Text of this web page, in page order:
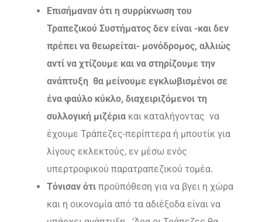
Επισήμαναν ότι η συρρίκνωση του
Τραπεζικού Συστήματος δεν είναι -και δεν
πρέπει να θεωρείται- μονόδρομος, αλλιώς
αντί να χτίζουμε και να στηρίζουμε την
ανάπτυξη θα μείνουμε εγκλωβισμένοι σε
ένα φαύλο κύκλο, διαχειριζόμενοι τη
συλλογική μιζέρια και καταλήγοντας να
έχουμε Τράπεζες-περίπτερα ή μπουτίκ για
λίγους εκλεκτούς, εν μέσω ενός
υπερτροφικού παρατραπεζικού τομέα.
Τόνισαν ότι προϋπόθεση για να βγει η χώρα
και η οικονομία από τα αδιέξοδα είναι να